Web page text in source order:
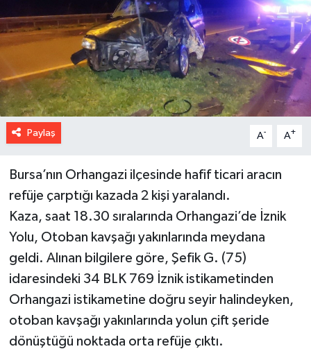
Paylaş A- A+
Bursa’nın Orhangazi ilçesinde hafif ticari aracın
refüje çarptığı kazada 2 kişi yaralandı.
Kaza, saat 18.30 sıralarında Orhangazi’de İznik
Yolu, Otoban kavşağı yakınlarında meydana
geldi. Alınan bilgilere göre, Şefik G. (75)
idaresindeki 34 BLK 769 İznik istikametinden
Orhangazi istikametine doğru seyir halindeyken,
otoban kavşağı yakınlarında yolun çift şeride
dönüştüğü noktada orta refüje çıktı.